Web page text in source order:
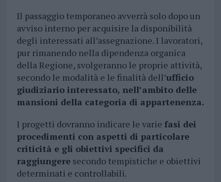
Il passaggio temporaneo avverrà solo dopo un
avviso interno per acquisire la disponibilità
degli interessati all’assegnazione. I lavoratori,
pur rimanendo nella dipendenza organica
della Regione, svolgeranno le proprie attività,
secondo le modalità e le finalità dell’ufficio
giudiziario interessato, nell’ambito delle
mansioni della categoria di appartenenza.
I progetti dovranno indicare le varie fasi dei
procedimenti con aspetti di particolare
criticità e gli obiettivi specifici da
raggiungeresecondo tempistiche e obiettivi
determinati e controllabili.